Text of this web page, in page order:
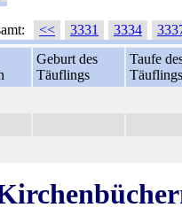
<< 3331 3334
Geburt des
Täuflings
Taufe
Täuflings